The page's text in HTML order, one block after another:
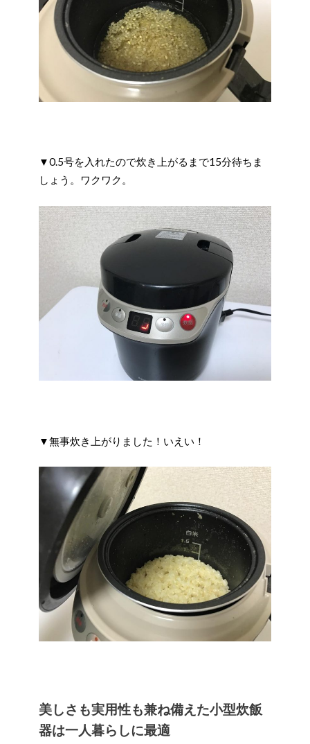
▼0.5号を入れたので炊き上がるまで15分待ちま
しょう。ワクワク。
▼無事炊き上がりました！いえい！
美しさも実用性も兼ね備えた小型炊飯
器は一人暮らしに最適